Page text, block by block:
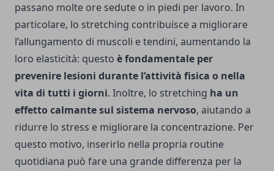
passano molte ore sedute o in piedi per lavoro. In
particolare, lo stretching contribuisce a migliorare
l’allungamento di muscoli e tendini, aumentando la
loro elasticità: questo è fondamentale per
prevenire lesioni durante l’attività fisica o nella
vita di tutti i giorni. Inoltre, lo stretching ha un
effetto calmante sul sistema nervoso, aiutando a
ridurre lo stress e migliorare la concentrazione. Per
questo motivo, inserirlo nella propria routine
quotidiana può fare una grande differenza per la